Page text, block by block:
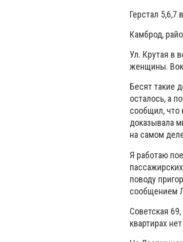
Герстал 5,6,7
Камброд,
Ул. Крутая в
женщины.
Бесят такие
осталось, а
сообщил, что
доказывала
на самом
Я работаю
поводу
сообщением
Советская
квартирах